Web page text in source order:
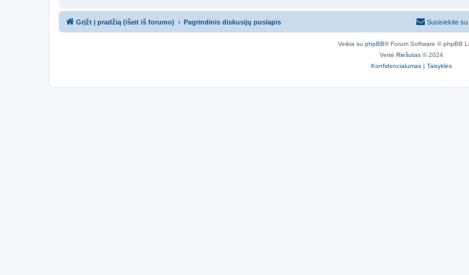
Grįžt į pradžią (išeit iš forumo) Pagrindinis diskusijų puslapis Susisiekite
Veikia su phpBB® Forum Software © phpBB
Vertė Riešutas © 2024
Konfidencialumas | Taisyklės